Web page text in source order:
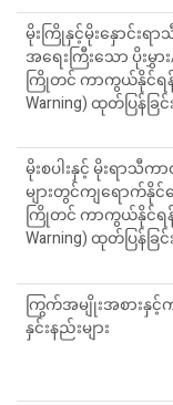
မိုးကြိုနှင့်မိုးနှောင်းရ
အရေးကြီးသော ပိုးမွှား
ကြိုတင် ကာကွယ်နိုင်ရန်
Warning) ထုတ်ပြန်ခြင်း
မိုးစပါးနှင့် မိုးရာသီ
များတွင်ကျရောက်နိုင်
ကြိုတင် ကာကွယ်နိုင်ရန်
Warning) ထုတ်ပြန်ခြင်း
ကြွက်အမျိုးအစားနှ
နှင်းနည်းများ